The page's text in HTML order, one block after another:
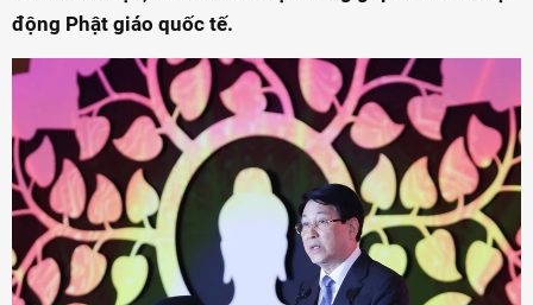
động Phật giáo quốc tế.